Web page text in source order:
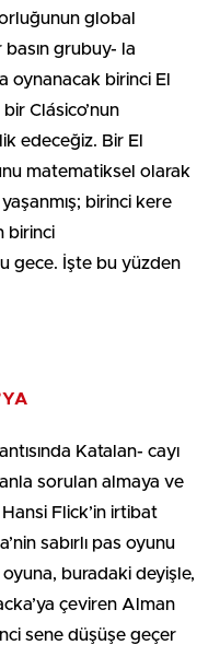
global
basın grubuy- la
oynanacak birinci El
Clásico’nun
edeceğiz. Bir El
matematiksel olarak
birinci kere
birinci
gece. İşte bu yüzden
Katalan- cayı
sorulan almaya ve
Flick’in irtibat
sabırlı pas oyunu
buradaki deyişle,
çeviren Alman
sene düşüşe geçer